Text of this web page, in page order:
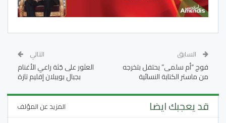
السابق
فوج “أم سلمى” يحتفل بتخرجه
من ماستر الكتابة النسائية
التالي
العثور على جُثة راعي الأغنام
بجبال بويبلان إقليم تازة
قد يعجبك ايضا المزيد عن المؤلف